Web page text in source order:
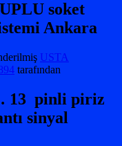
soket
Ankara
USTA
tarafından
13 pinli piriz
sinyal